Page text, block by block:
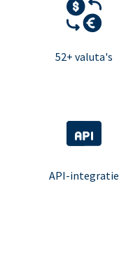
52+ valuta's
API-integratie